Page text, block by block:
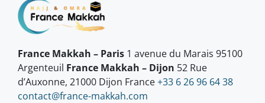
France Makkah – Paris 1 avenue du Marais 95100
Argenteuil France Makkah – Dijon 52 Rue
d’Auxonne, 21000 Dijon France+33 6 26 96 64 38
contact@france-makkah.com